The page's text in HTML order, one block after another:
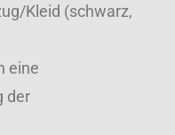
Kleid (schwarz,
eine
der